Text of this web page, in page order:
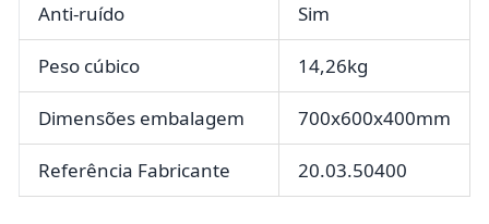
Anti-ruído Sim
Peso cúbico 14,26kg
Dimensões embalagem 700x600x400mm
Referência Fabricante 20.03.50400